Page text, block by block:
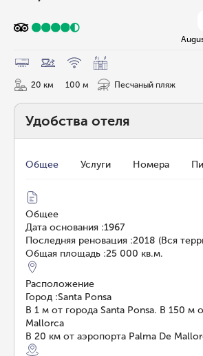
20 км 100 м Песчаный пляж
Удобства отеля
Общее Услуги Номера
Общее
Дата основания :1967
Последняя реновация :2018 (Вся
Общая площадь :25 000 кв.м.
Расположение
Город :Santa Ponsa
В 1 м от города Santa Ponsa. В 150 м
Mallorca
В 20 км от аэропорта Palma De